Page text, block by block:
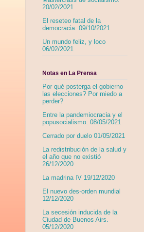
20/02/2021
El reseteo fatal de la
democracia. 09/10/2021
Un mundo feliz, y loco
06/02/2021
Notas en La Prensa
Por qué posterga el gobierno
las elecciones? Por miedo a
perder?
Entre la pandemiocracia y el
popusocialismo. 08/05/2021
Cerrado por duelo 01/05/2021
La redistribución de la salud y
el año que no existió
26/12/2020
La madrina IV 19/12/2020
El nuevo des-orden mundial
12/12/2020
La secesión inducida de la
Ciudad de Buenos Airs.
05/12/2020